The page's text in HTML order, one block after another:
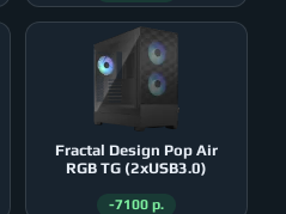
Fractal Design Pop Air
RGB TG (2xUSB3.0)
-7100 р.